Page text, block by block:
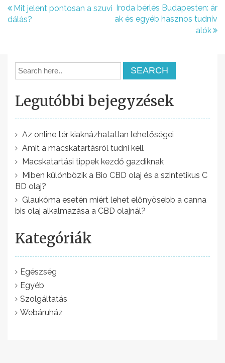
B
e
g
y
n
a
ó
Mit jelent pontosan a szuvi
dálás?
Iroda bérlés Budapesten: ár
ak és egyéb hasznos tudniv
alók
Legutóbbi bejegyzések
Az online tér kiaknázhatatlan lehetőségei
Amit a macskatartásról tudni kell
Macskatartási tippek kezdő gazdiknak
Miben különbözik a Bio CBD olaj és a szintetikus C
BD olaj?
Glaukóma esetén miért lehet előnyösebb a canna
bis olaj alkalmazása a CBD olajnál?
Kategóriák
Egészség
Egyéb
Szolgáltatás
Webáruház